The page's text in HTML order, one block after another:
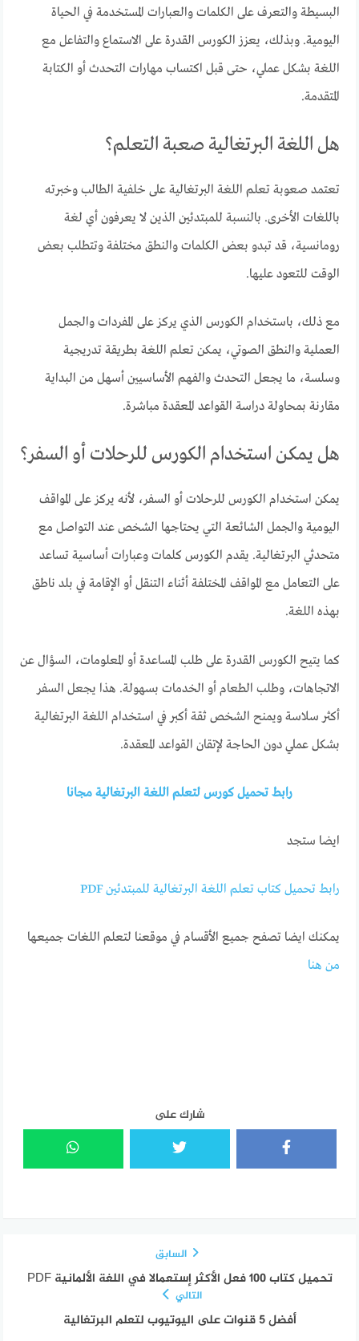
البسيطة والتعرف على الكلمات والعبارات المستخدمة في الحياة
اليومية. وبذلك، يعزز الكورس القدرة على الاستماع والتفاعل مع
اللغة بشكل عملي، حتى قبل اكتساب مهارات التحدث أو الكتابة
المتقدمة.
هل اللغة البرتغالية صعبة التعلم؟
تعتمد صعوبة تعلم اللغة البرتغالية على خلفية الطالب وخبرته
باللغات الأخرى. بالنسبة للمبتدئين الذين لا يعرفون أي لغة
رومانسية، قد تبدو بعض الكلمات والنطق مختلفة وتتطلب بعض
الوقت للتعود عليها.
مع ذلك، باستخدام الكورس الذي يركز على المفردات والجمل
العملية والنطق الصوتي، يمكن تعلم اللغة بطريقة تدريجية
وسلسة، ما يجعل التحدث والفهم الأساسيين أسهل من البداية
مقارنة بمحاولة دراسة القواعد المعقدة مباشرة.
هل يمكن استخدام الكورس للرحلات أو السفر؟
يمكن استخدام الكورس للرحلات أو السفر، لأنه يركز على المواقف
اليومية والجمل الشائعة التي يحتاجها الشخص عند التواصل مع
متحدثي البرتغالية. يقدم الكورس كلمات وعبارات أساسية تساعد
على التعامل مع المواقف المختلفة أثناء التنقل أو الإقامة في بلد ناطق
بهذه اللغة.
كما يتيح الكورس القدرة على طلب المساعدة أو المعلومات، السؤال عن
الاتجاهات، وطلب الطعام أو الخدمات بسهولة. هذا يجعل السفر
أكثر سلاسة ويمنح الشخص ثقة أكبر في استخدام اللغة البرتغالية
بشكل عملي دون الحاجة لإتقان القواعد المعقدة.
رابط تحميل كورس لتعلم اللغة البرتغالية مجانا
ايضا ستجد
رابط تحميل كتاب تعلم اللغة البرتغالية للمبتدئين PDF
يمكنك ايضا تصفح جميع الأقسام في موقعنا لتعلم اللغات جميعها
من هنا
شارك على
السابق
تحميل كتاب 100 فعل الأكثر إستعمالا في اللغة الألمانية PDF
التالي
أفضل 5 قنوات على اليوتيوب لتعلم البرتغالية